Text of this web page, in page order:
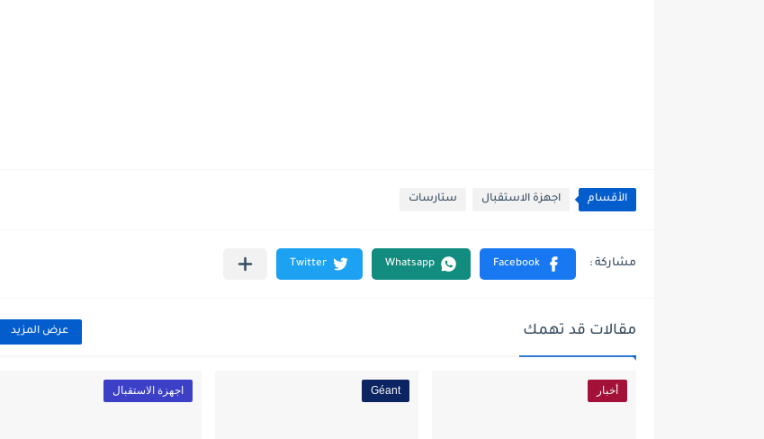
الأقسام اجهزة الاستقبال ستارسات
مقالات قد تهمك عرض المزيد
أخبار Géant اجهزة الاستقبال